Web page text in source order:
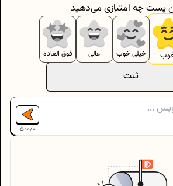
ثبت
خیلی خوب عالی فوق العاده
پست چه امتیازی می‌دهید
500/0